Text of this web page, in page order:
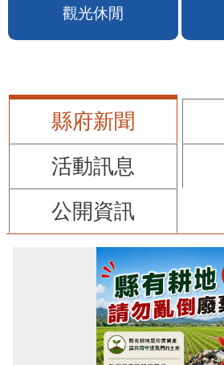
觀光休閒
縣府新聞
活動訊息
公開資訊